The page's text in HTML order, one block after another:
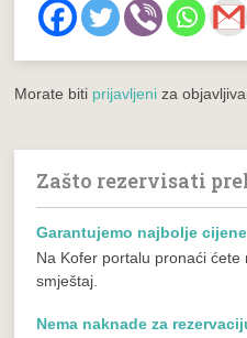
Morate biti prijavljeni za
Zašto rezervisati
Garantujemo najbolje cijene
Na Kofer portalu pronaći
smještaj.
Nema naknade za